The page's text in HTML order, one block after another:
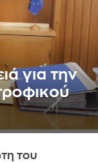
για την
του